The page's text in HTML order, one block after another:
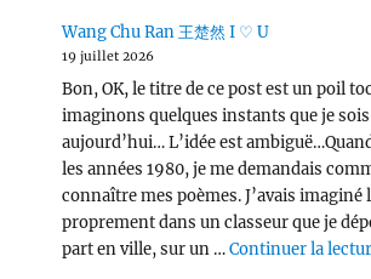
Wang Chu Ran 王楚然 I ♡ U
19 juillet 2026
Bon, OK, le titre de ce post est un poil
imaginons quelques instants que je
aujourd’hui… L’idée est
les années 1980, je me demandais
connaître mes poèmes. J’avais imaginé
proprement dans un classeur que je
part en ville, sur un …Continuer la